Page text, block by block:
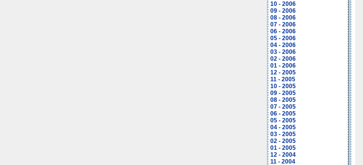
10 - 2006
09 - 2006
08 - 2006
07 - 2006
06 - 2006
05 - 2006
04 - 2006
03 - 2006
02 - 2006
01 - 2006
12 - 2005
11 - 2005
10 - 2005
09 - 2005
08 - 2005
07 - 2005
06 - 2005
05 - 2005
04 - 2005
03 - 2005
02 - 2005
01 - 2005
12 - 2004
11 - 2004